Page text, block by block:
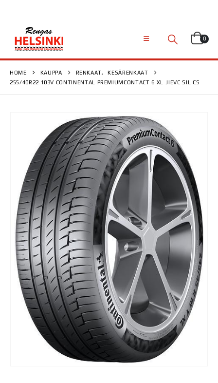
0
HOME KAUPPA RENKAAT,
KESÄRENKAAT
255/40R22 103V CONTINENTAL PREMIUMCONTACT 6 XL J|EVC SIL CS